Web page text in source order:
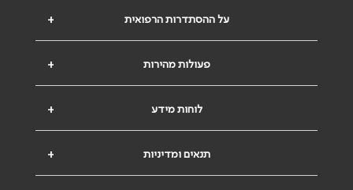
+ על ההסתדרות הרפואית
+ פעולות מהירות
+ לוחות מידע
+ תנאים ומדיניות